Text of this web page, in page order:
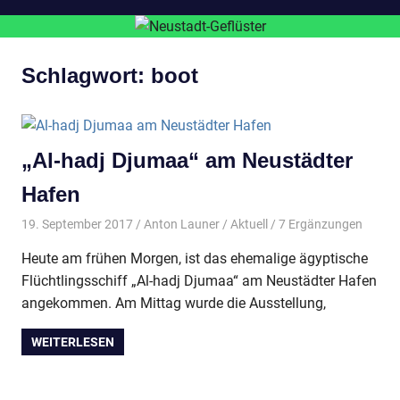
Schlagwort: boot
„Al-hadj Djumaa“ am Neustädter
Hafen
19. September 2017 Anton Launer Aktuell / 7 Ergänzungen
Heute am frühen Morgen, ist das ehemalige ägyptische
Flüchtlingsschiff „Al-hadj Djumaa“ am Neustädter Hafen
angekommen. Am Mittag wurde die Ausstellung,
WEITERLESEN